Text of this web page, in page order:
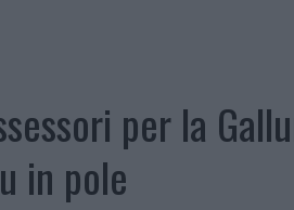
per la
in pole